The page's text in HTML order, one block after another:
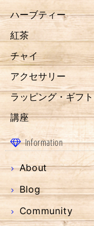
ハーブティー
紅茶
チャイ
アクセサリー
ラッピング・ギフト
講座
Information
About
Blog
Community